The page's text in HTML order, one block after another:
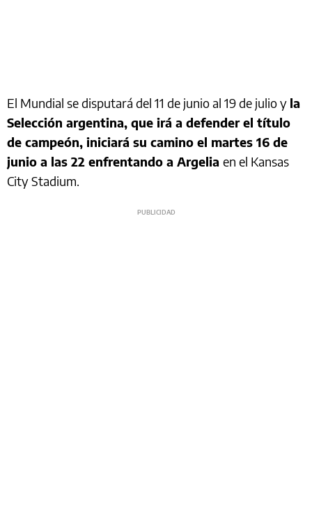
El Mundial se disputará del 11 de junio al 19 de julio y la
Selección argentina, que irá a defender el título
de campeón, iniciará su camino el martes 16 de
junio a las 22 enfrentando a Argelia en el Kansas
City Stadium.